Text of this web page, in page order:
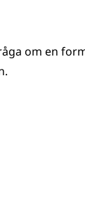
om en